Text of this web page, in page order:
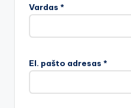
Vardas *
El. pašto adresas *